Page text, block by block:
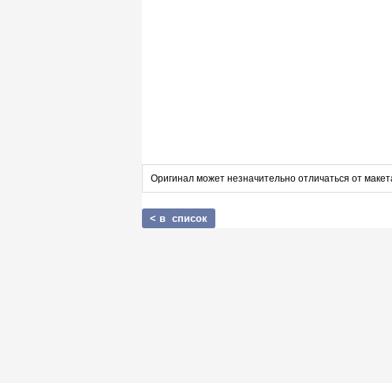
Оригинал может незначительно отличаться от
< в список